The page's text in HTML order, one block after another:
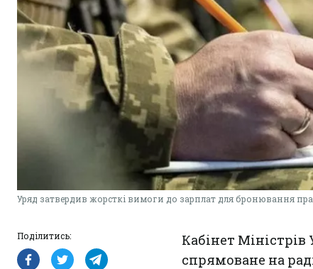
Уряд затвердив жорсткі вимоги до зарплат для бронювання
Поділитись: Кабінет Міністрів
спрямоване на